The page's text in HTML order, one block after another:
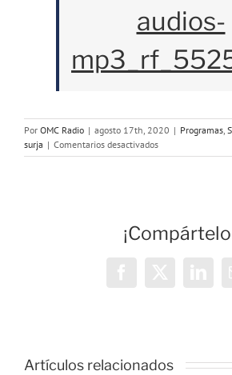
audios-
Por OMC Radio | agosto 17th, 2020 | Programas,
surja | Comentarios desactivadosen
Programa
veces
Artículos relacionados